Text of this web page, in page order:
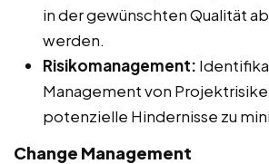
in der gewünschten Qualität
werden.
Risikomanagement:
Management von
potenzielle Hindernisse zu
Change Management